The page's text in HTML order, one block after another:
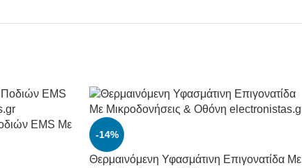
EMS Με
-14%
Θερμαινόμενη Υφασμάτινη Επιγονατίδα Με